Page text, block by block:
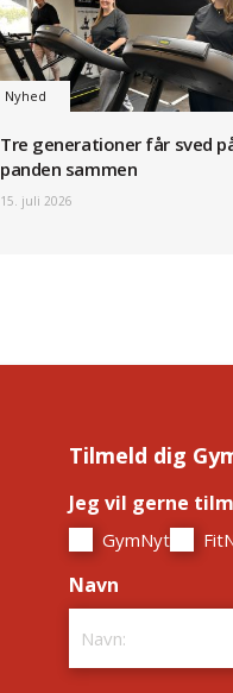
Nyhed
Tre generationer får sved
panden sammen
15. juli 2026
Tilmeld dig
Jeg vil gerne
GymNyt
Navn